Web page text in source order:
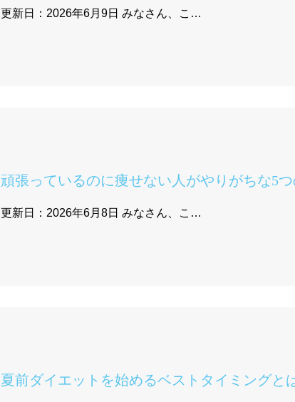
更新日：2026年6月9日 みなさん、こ…
頑張っているのに痩せない人がやりがちな5
更新日：2026年6月8日 みなさん、こ…
夏前ダイエットを始めるベストタイミングと